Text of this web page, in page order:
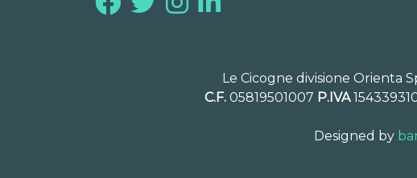
Le Cicogne divisione Orienta
C.F. 05819501007 P.IVA
Designed by